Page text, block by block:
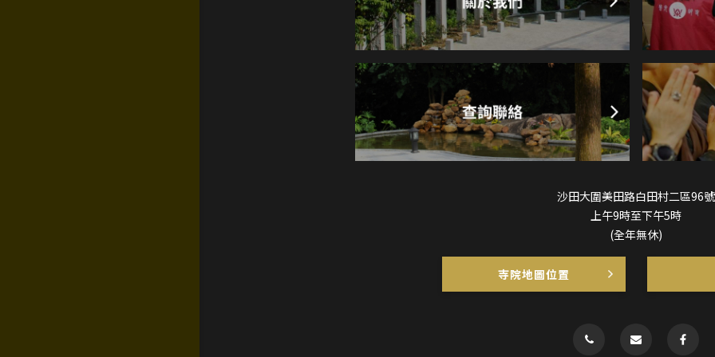
沙田大圍美田路白田村二區96號
上午9時至下午5時
(全年無休)
寺院地圖位置